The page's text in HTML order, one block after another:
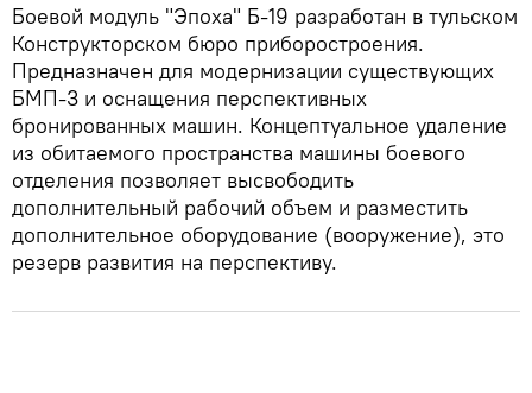
Боевой модуль "Эпоха" Б-19 разработан в тульском
Конструкторском бюро приборостроения.
Предназначен для модернизации существующих
БМП-3 и оснащения перспективных
бронированных машин. Концептуальное удаление
из обитаемого пространства машины боевого
отделения позволяет высвободить
дополнительный рабочий объем и разместить
дополнительное оборудование (вооружение), это
резерв развития на перспективу.